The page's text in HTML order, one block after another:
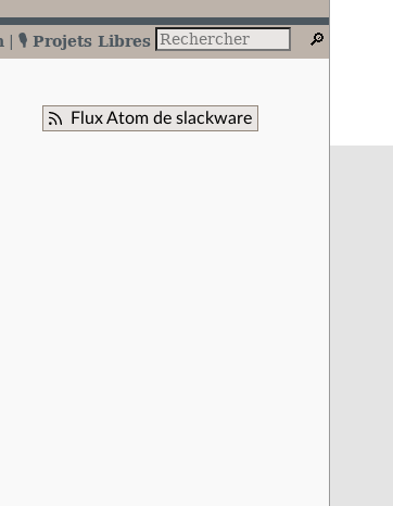
🎙️ Projets Libres
Flux Atom de slackware